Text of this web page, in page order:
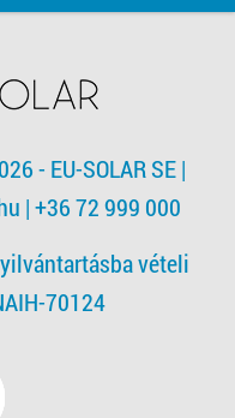
- EU-SOLAR SE|
| +36 72 999 000
vételi
70124